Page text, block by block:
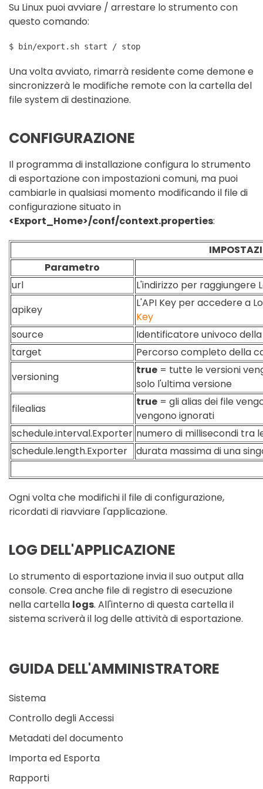
Su Linux puoi avviare / arrestare lo strumento con
questo comando:
$ bin/export.sh start / stop
Una volta avviato, rimarrà residente come demone e
sincronizzerà le modifiche remote con la cartella del
file system di destinazione.
CONFIGURAZIONE
Il programma di installazione configura lo strumento
di esportazione con impostazioni comuni, ma puoi
cambiarle in qualsiasi momento modificando il file di
configurazione situato in
<Export_Home>/conf/context.properties:
Parametro
url
L'indirizzo per raggiungere
apikey
L'API Key per accedere a
Key
source
Identificatore univoco
target
Percorso completo della
versioning
true = tutte le versioni
solo l'ultima versione
filealias
true = gli alias dei file
vengono ignorati
schedule.interval.Exporter numero di millisecondi tra
schedule.length.Exporter
durata massima di una
Ogni volta che modifichi il file di configurazione,
ricordati di riavviare l'applicazione.
LOG DELL'APPLICAZIONE
Lo strumento di esportazione invia il suo output alla
console. Crea anche file di registro di esecuzione
nella cartella logs. All'interno di questa cartella il
sistema scriverà il log delle attività di esportazione.
GUIDA DELL'AMMINISTRATORE
Sistema
Controllo degli Accessi
Metadati del documento
Importa ed Esporta
Rapporti